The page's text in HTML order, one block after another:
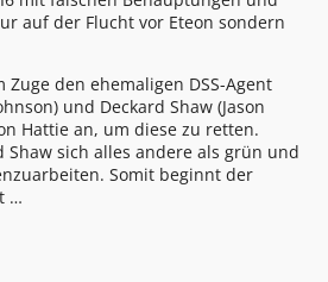
auf der Flucht vor Eteon sondern
Zuge den ehemaligen DSS-Agent
und Deckard Shaw (Jason
Hattie an, um diese zu retten.
Shaw sich alles andere als grün und
Somit beginnt der
…